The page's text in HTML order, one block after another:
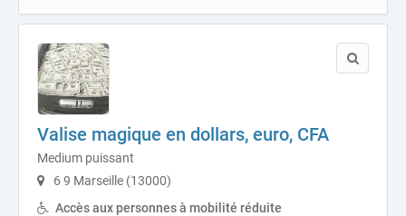
Valise magique en dollars, euro, CFA
Medium puissant
6 9 Marseille (13000)
Accès aux personnes à mobilité réduite